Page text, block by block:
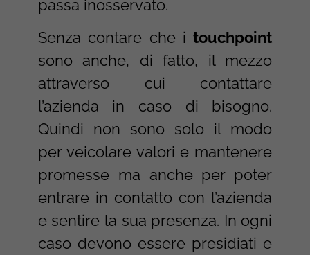
passa inosservato.
Senza contare che itouchpoint
sono anche, di fatto, il mezzo
attraverso cui contattare
l’azienda in caso di bisogno.
Quindi non sono solo il modo
per veicolare valori e mantenere
promesse ma anche per poter
entrare in contatto con l’azienda
e sentire la sua presenza. In ogni
caso devono essere presidiati e